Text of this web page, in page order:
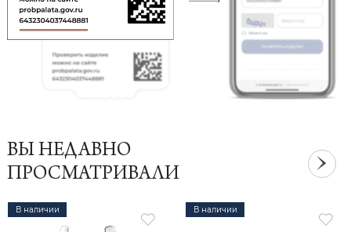
ВЫ НЕДАВНО
ПРОСМАТРИВАЛИ
В наличии В наличии